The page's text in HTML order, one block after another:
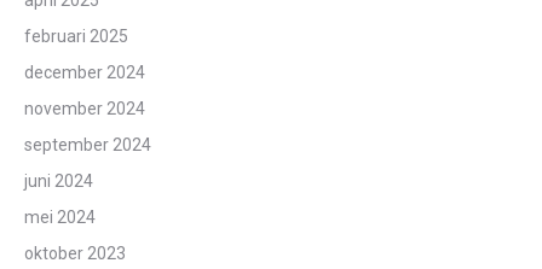
februari 2025
december 2024
november 2024
september 2024
juni 2024
mei 2024
oktober 2023